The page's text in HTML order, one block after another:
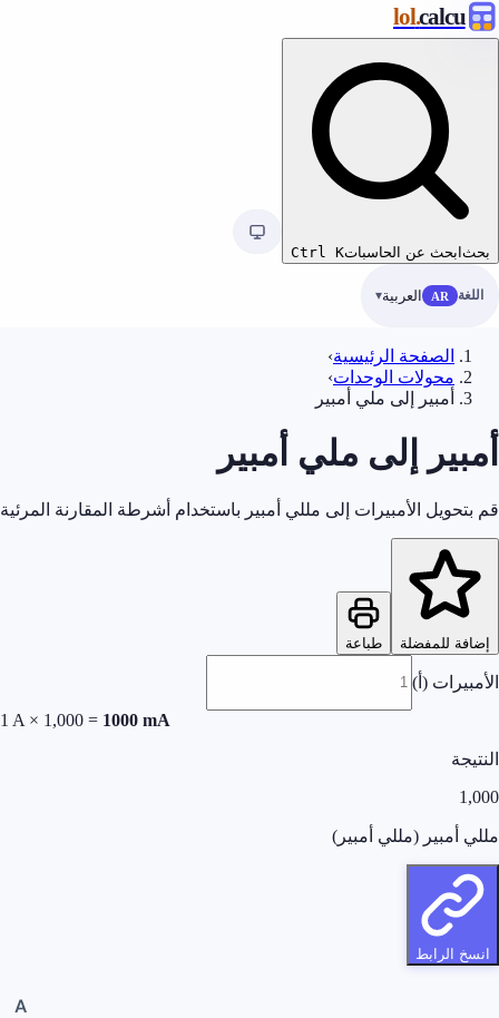
calcu
.lol
بحث ابحث عن الحاسبات Ctrl K
اللغة AR العربية
الصفحة الرئيسية›
محولات الوحدات›
أمبير إلى ملي أمبير
أمبير إلى ملي أمبير
قم بتحويل الأمبيرات إلى مللي أمبير باستخدام أشرطة المقارنة المرئية
إضافة للمفضلة طباعة
الأمبيرات (أ)
1 A × 1,000 = 1000 mA
النتيجة
1,000
مللي أمبير (مللي أمبير)
انسخ الرابط
A